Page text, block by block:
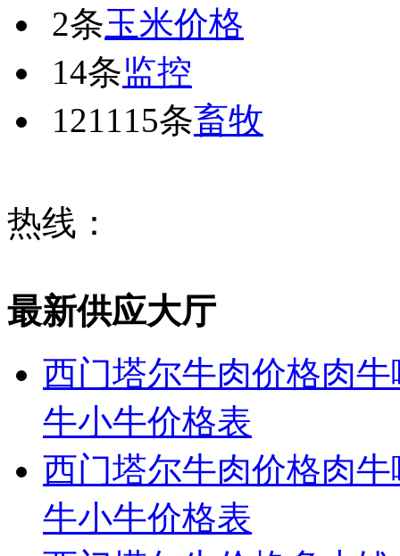
2条玉米价格
14条监控
121115条畜牧
热线：
最新供应大厅
西门塔尔牛肉价格肉
牛小牛价格表
西门塔尔牛肉价格肉
牛小牛价格表